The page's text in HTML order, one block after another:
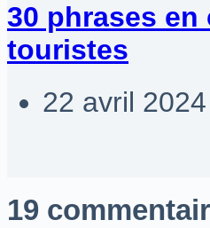
30 phrases
touristes
22 avril 2024
19